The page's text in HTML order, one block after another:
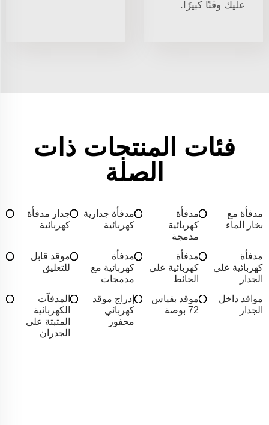
عليك وقتًا كبيرًا.
فئات المنتجات ذات
الصلة
مدفأة مع
بخار الماء
مدفأة
كهربائية
مدمجة
مدفأة جدارية
كهربائية
جدار مدفأة
كهربائية
مدفأة
كهربائية على
الجدار
مدفأة
كهربائية على
الحائط
مدفأة
كهربائية مع
مدمجات
موقد قابل
للتعليق
مواقد داخل
الجدار
موقد بقياس
72 بوصة
إدراج موقد
كهربائي
محفور
المدفآت
الكهربائية
المثبتة على
الجدران